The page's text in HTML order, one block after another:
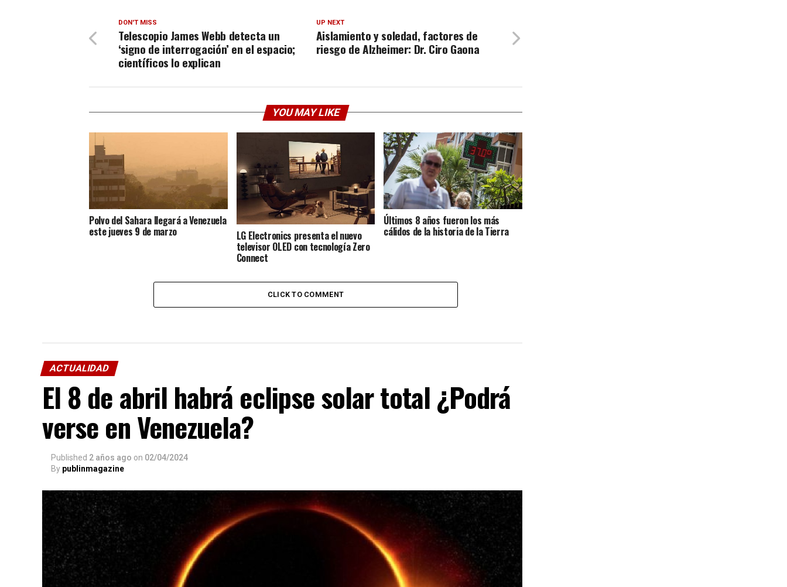
UP NEXT
Aislamiento y soledad, factores de
riesgo de Alzheimer: Dr. Ciro Gaona
DON'T MISS
Telescopio James Webb detecta un
‘signo de interrogación’ en el espacio;
científicos lo explican
YOU MAY LIKE
Polvo del Sahara llegará a Venezuela
este jueves 9 de marzo LG Electronics presenta el nuevo
televisor OLED con tecnología Zero
Connect
Últimos 8 años fueron los más
cálidos de la historia de la Tierra
CLICK TO COMMENT
ACTUALIDAD
El 8 de abril habrá eclipse solar total ¿Podrá
verse en Venezuela?
Published 2 años ago on 02/04/2024
By publinmagazine